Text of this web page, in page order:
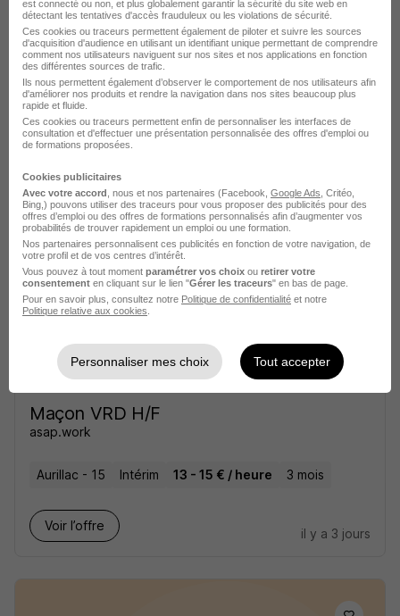
Voir l’offre
il y a 3 jours
Conseiller Service Après-Vente H/F
Renault Group
Aurillac - 15 CDI
Voir l’offre
il y a 3 jours
Maçon VRD H/F
asap.work
Aurillac - 15 Intérim 13 - 15 € / heure 3 mois
Voir l’offre
il y a 3 jours
est connecté ou non, et plus globalement garantir la sécurité du site web en
détectant les tentatives d'accès frauduleux ou les violations de sécurité.
Ces cookies ou traceurs permettent également de piloter et suivre les sources
d'acquisition d'audience en utilisant un identifiant unique permettant de comprendre
comment nos utilisateurs naviguent sur nos sites et nos applications en fonction
des différentes sources de trafic.
Ils nous permettent également d’observer le comportement de nos utilisateurs afin
d'améliorer nos produits et rendre la navigation dans nos sites beaucoup plus
rapide et fluide.
Ces cookies ou traceurs permettent enfin de personnaliser les interfaces de
consultation et d'effectuer une présentation personnalisée des offres d'emploi ou
de formations proposées.
Cookies publicitaires
Avec votre accord , nous et nos partenaires (Facebook, Google Ads , Critéo,
Bing,) pouvons utiliser des traceurs pour vous proposer des publicités pour des
offres d’emploi ou des offres de formations personnalisés afin d’augmenter vos
probabilités de trouver rapidement un emploi ou une formation.
Nos partenaires personnalisent ces publicités en fonction de votre navigation, de
votre profil et de vos centres d’intérêt.
Vous pouvez à tout moment paramétrer vos choix ou retirer votre
consentement en cliquant sur le lien "Gérer les traceurs" en bas de page.
Pour en savoir plus, consultez notre Politique de confidentialité et notre
Politique relative aux cookies
Personnaliser mes choix Tout accepter